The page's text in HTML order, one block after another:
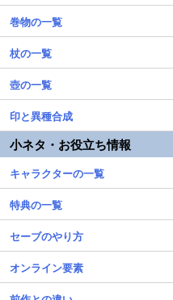
巻物の一覧
杖の一覧
壺の一覧
印と異種合成
小ネタ・お役立ち情報
キャラクターの一覧
特典の一覧
セーブのやり方
オンライン要素